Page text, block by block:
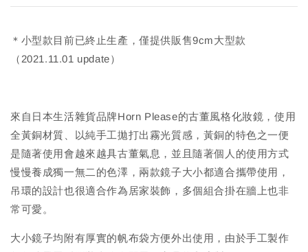
＊小型款目前已終止生產，僅提供販售9cm大型款
（2021.11.01 update）
來自日本生活雜貨品牌Horn Please的古董風格化妝鏡，使用
全黃銅材質、以純手工拋打出霧光質感，黃銅的特色之一便
是隨著使用會越來越具古董氣息，並且隨著個人的使用方式
慢慢養成獨一無二的色澤，兩款鏡子大小都適合攜帶使用，
吊環的設計也很適合作為居家裝飾，多個組合掛在牆上也非
常可愛。
大小鏡子均附有厚實的帆布袋方便外出使用，由於手工製作